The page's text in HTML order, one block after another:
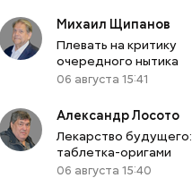
Михаил Щипанов
Плевать на критику
очередного нытика
06 августа 15:41
Александр Лосото
Лекарство будущего:
таблетка-оригами
06 августа 15:40